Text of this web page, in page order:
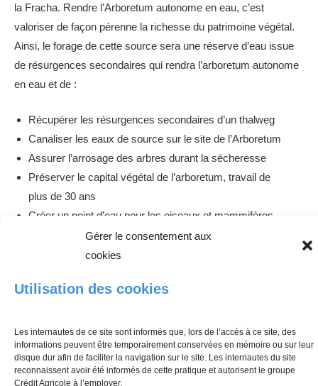
Gérer le consentement aux
cookies
Utilisation des cookies
Les internautes de ce site sont informés que, lors de l’accès à ce site, des
informations peuvent être temporairement conservées en mémoire ou sur leur
disque dur afin de faciliter la navigation sur le site. Les internautes du site
reconnaissent avoir été informés de cette pratique et autorisent le groupe
Crédit Agricole à l’employer.
la Fracha. Rendre l’Arboretum autonome en eau, c’est
valoriser de façon pérenne la richesse du patrimoine végétal.
Ainsi, le forage de cette source sera une réserve d’eau issue
de résurgences secondaires qui rendra l’arboretum autonome
en eau et de :
Récupérer les résurgences secondaires d’un thalweg
Canaliser les eaux de source sur le site de l’Arboretum
Assurer l’arrosage des arbres durant la sécheresse
Préserver le capital végétal de l’arboretum, travail de
plus de 30 ans
Créer un point d’eau pour les oiseaux et mammifères
Faire un lieu d’étude et d’observation de la faune
Bénéficier d’un lieu de détente et de convivialité
le bénéfice de chacun
Notre Fondation soutient donc le projet dans sa dernière phase
des travaux soit l’aménagement de la distribution de l’eau sur
le site.